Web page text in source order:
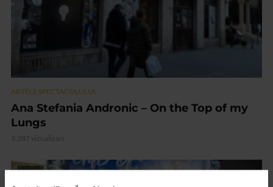
ARTELE SPECTACOLULUI
Ana Stefania Andronic – On the Top of my
Lungs
3.287 vizualizari
VIDEO